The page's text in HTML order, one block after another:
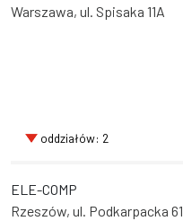
Warszawa, ul. Spisaka 11A
oddziałów: 2
ELE-COMP
Rzeszów, ul. Podkarpacka 61